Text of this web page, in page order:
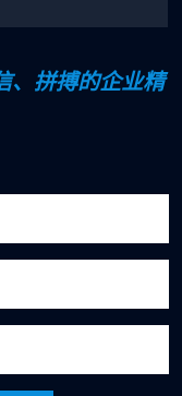
、拼搏的企业精